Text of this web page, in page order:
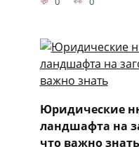
Юридические
ландшафта на
что важно знать